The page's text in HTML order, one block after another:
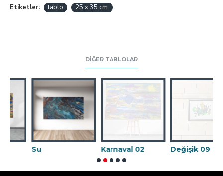
Etiketler: tablo 25 x 35 cm.
DIĞER TABLOLAR
Karnaval 02 Değişik 09